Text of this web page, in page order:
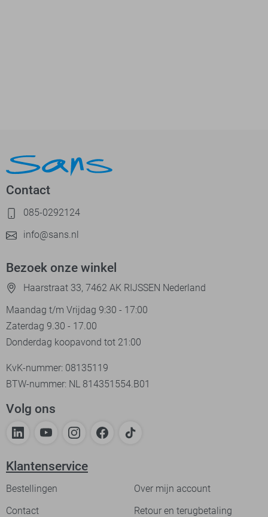
Contact
085-0292124
info@sans.nl
Bezoek onze winkel
Haarstraat 33, 7462 AK RIJSSEN Nederland
Maandag t/m Vrijdag 9:30 - 17:00
Zaterdag 9.30 - 17.00
Donderdag koopavond tot 21:00
KvK-nummer: 08135119
BTW-nummer: NL 814351554.B01
Volg ons
Klantenservice
Bestellingen
Over mijn account
Contact
Retour en terugbetaling